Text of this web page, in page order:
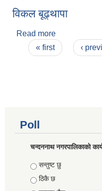
विकल बूढ्थापा
Read more
Pages
« first ‹
Poll
चन्दननाथ नगरपालिकाको
Choices
सन्तुष्ट छु
ठिकै छ